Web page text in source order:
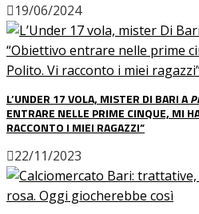
19/06/2024
L’UNDER 17 VOLA, MISTER DI BARI A
ENTRARE NELLE PRIME CINQUE, MI
RACCONTO I MIEI RAGAZZI”
22/11/2023